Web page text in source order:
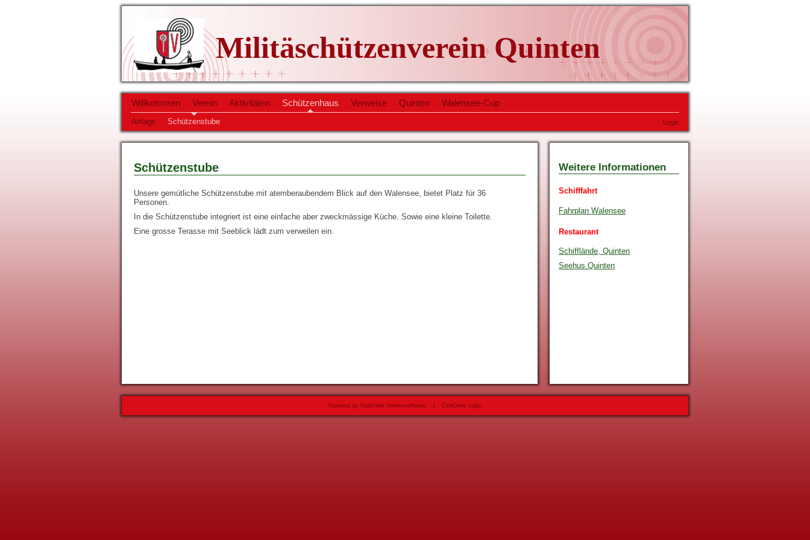
Militäschützenverein Quinten
Willkommen Verein Aktivitäten Schützenhaus Verweise Quinten Walensee-Cup
Anlage Schützenstube Login
Schützenstube
Unsere gemütliche Schützenstube mit atemberaubendem Blick auf den Walensee, bietet Platz für 36
Personen.
In die Schützenstube integriert ist eine einfache aber zweckmässige Küche. Sowie eine kleine Toilette.
Eine grosse Terasse mit Seeblick lädt zum verweilen ein.
Weitere Informationen
Schifffahrt
Fahrplan Walensee
Restaurant
Schifflände, Quinten
Seehus Quinten
Powered by ClubDesk Vereinssoftware| ClubDesk Login